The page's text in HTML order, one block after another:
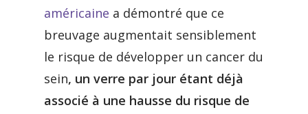
américaine a démontré que ce
breuvage augmentait sensiblement
le risque de développer un cancer du
sein, un verre par jour étant déjà
associé à une hausse du risque de